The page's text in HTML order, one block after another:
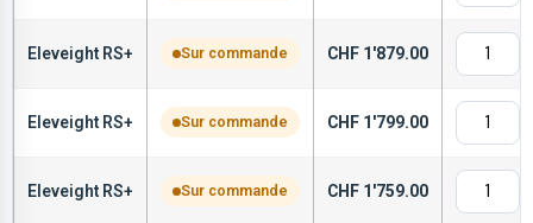
Eleveight RS+ Sur commande CHF 1'879.00
Eleveight RS+ Sur commande CHF 1'799.00
Eleveight RS+ Sur commande CHF 1'759.00